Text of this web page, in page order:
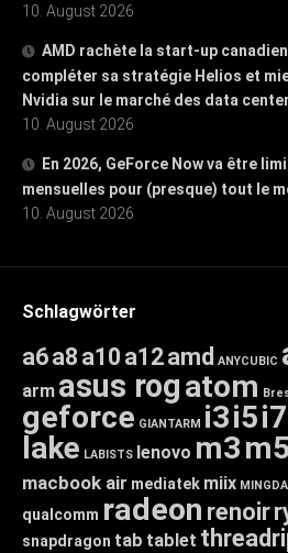
10. August 2026
AMD rachète la start-up
compléter sa stratégie Helios et
Nvidia sur le marché des data
10. August 2026
En 2026, GeForce Now va être
mensuelles pour (presque) tout le
10. August 2026
Schlagwörter
a6a8 a10 a12amd ANYCUBIC
arm asus rogatom
geforce GIANTARM i3i5i7
lake LABISTS lenovo m3m5
macbook air mediatek miix MINGDA
qualcomm radeon renoir
snapdragon tab tablet